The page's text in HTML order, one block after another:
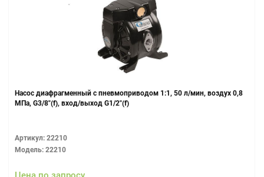
Насос диафрагменный с пневмоприводом 1:1, 50 л/мин, воздух 0,8
МПа, G3/8"(f), вход/выход G1/2"(f)
Артикул: 22210
Модель: 22210